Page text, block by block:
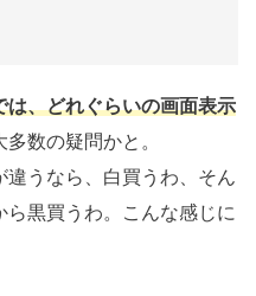
は、どれぐらいの画面表示
多数の疑問かと。
うなら、白買うわ、そん
黒買うわ。こんな感じに